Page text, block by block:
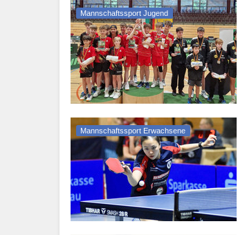
Mannschaftssport Jugend
Mannschaftssport Erwachsene